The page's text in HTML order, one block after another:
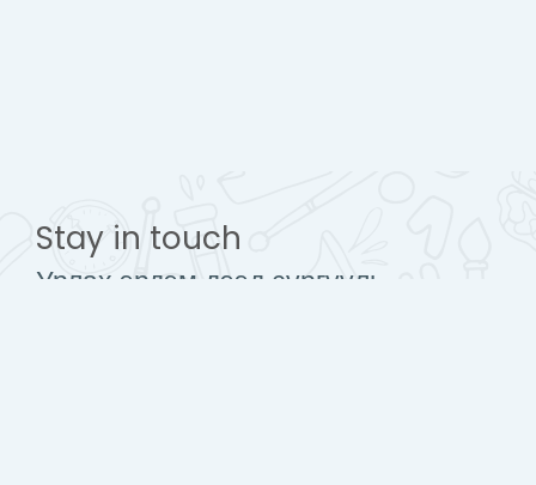
Stay in touch
Урлах эрдэм дээд сургууль